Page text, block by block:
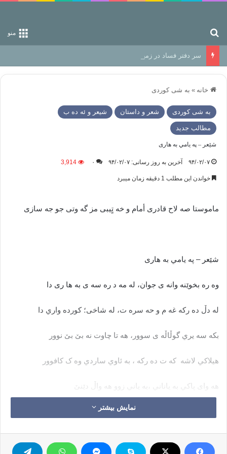
منو
سر دفتر فساد در زمین‌، دوری وکناره‌گیری از راه خداست‌!
خانه » به شی کوردی
به شی کوردی شعر و داستان شيعر و ئه ده ب
مطالب جدید
شێعر – په يامي به هاری
۹۴/۰۲/۰۷ آخرین به روز رسانی: ۹۴/۰۲/۰۷ ۰ 3,914
خواندن این مطلب 1 دقیقه زمان میبرد
ماموستا صه لاح قادری أمام و خه تٍیبی مز گه وتی جو جه سازی
شێعر – په يامي به هاری
وه ره بخوێنه وانه ی جوان، له مه د ره سه ی به ها ری دا
له دڵ ده رکه غه م و حه سره ت، له شاخی؛ کورده واري دا
بکه سه یري گوڵاڵه ی سوور، هه تا چاوت نه بێ بێ نوور
هيلاکي لاشه که ت ده رکه ، به ئاوي ساردي وه ک کافوور
هه وای پاکي به ياناني ،به ياني زوو هه واڵ دێنێ
ئه ڵێ خاوێن که ،لانه ی دڵ، په ژاري دڵ ئه ژاکێنێ
له نه غمه ی بوڵبوڵي شه يدا، له قاقای پێکه نيني گوڵ
نمایش بیشتر